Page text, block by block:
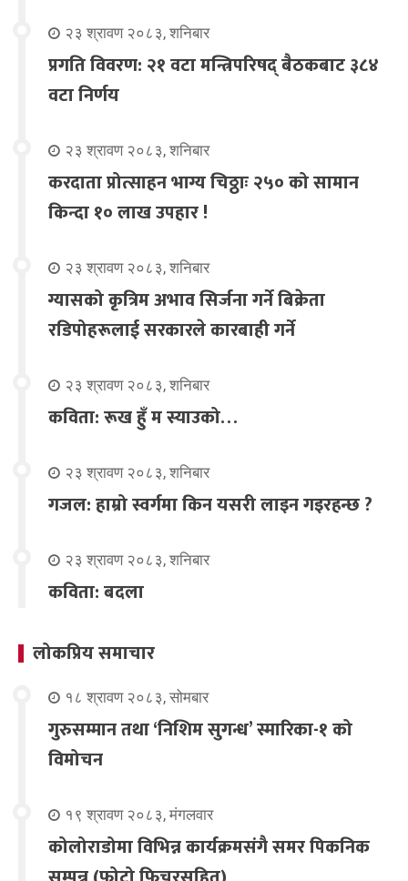
२३ श्रावण २०८३, शनिबार
प्रगति विवरण: २१ वटा मन्त्रिपरिषद् बैठकबाट ३८४
वटा निर्णय
२३ श्रावण २०८३, शनिबार
करदाता प्रोत्साहन भाग्य चिठ्ठाः २५० को सामान
किन्दा १० लाख उपहार !
२३ श्रावण २०८३, शनिबार
ग्यासको कृत्रिम अभाव सिर्जना गर्ने बिक्रेता
रडिपोहरूलाई सरकारले कारबाही गर्ने
२३ श्रावण २०८३, शनिबार
कविता: रूख हुँ म स्याउको…
२३ श्रावण २०८३, शनिबार
गजल: हाम्रो स्वर्गमा किन यसरी लाइन गइरहन्छ ?
२३ श्रावण २०८३, शनिबार
कविता: बदला
लोकप्रिय समाचार
१८ श्रावण २०८३, सोमबार
गुरुसम्मान तथा ‘निशिम सुगन्ध’ स्मारिका-१ को
विमोचन
१९ श्रावण २०८३, मंगलवार
कोलोराडोमा विभिन्न कार्यक्रमसंगै समर पिकनिक